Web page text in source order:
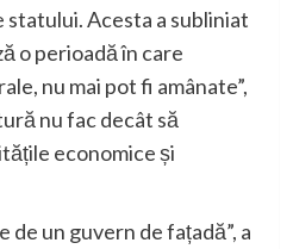
Acesta a subliniat
o perioadă în care
nu mai pot fi amânate”,
nu fac decât să
economice și
de un guvern de fațadă”, a